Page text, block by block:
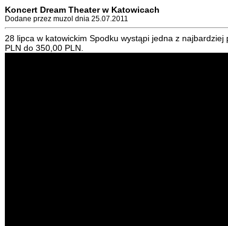
Koncert Dream Theater w Katowicach
Dodane przez muzol dnia 25.07.2011
28 lipca w katowickim Spodku wystąpi jedna z
PLN do 350,00 PLN.